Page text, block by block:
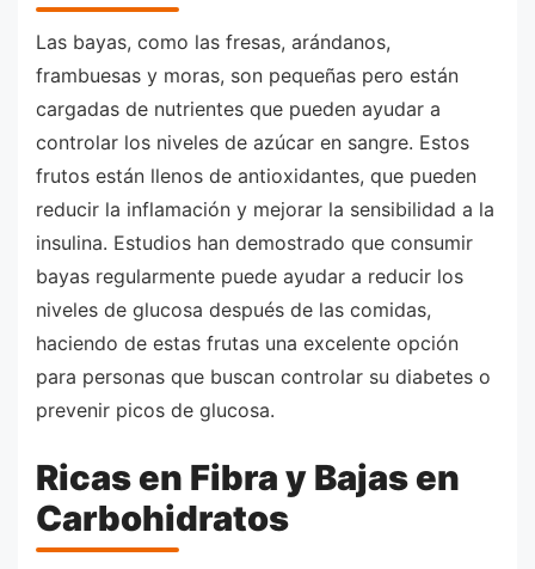
Las bayas, como las fresas, arándanos,
frambuesas y moras, son pequeñas pero están
cargadas de nutrientes que pueden ayudar a
controlar los niveles de azúcar en sangre. Estos
frutos están llenos de antioxidantes, que pueden
reducir la inflamación y mejorar la sensibilidad a la
insulina. Estudios han demostrado que consumir
bayas regularmente puede ayudar a reducir los
niveles de glucosa después de las comidas,
haciendo de estas frutas una excelente opción
para personas que buscan controlar su diabetes o
prevenir picos de glucosa.
Ricas en Fibra y Bajas en
Carbohidratos